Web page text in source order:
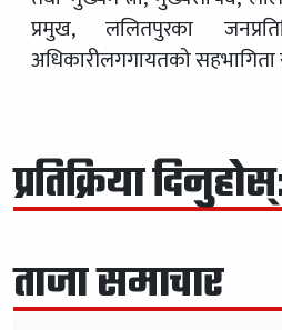
प्रमुख, ललितपुरका
अधिकारीलगगायतको सहभागिता
प्रतिक्रिया
ताजा समाचार